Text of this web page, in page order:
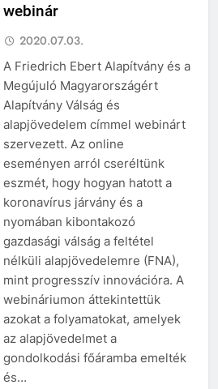
webinár
2020.07.03.
A Friedrich Ebert Alapítvány és a
Megújuló Magyarországért
Alapítvány Válság és
alapjövedelem címmel webinárt
szervezett. Az online
eseményen arról cseréltünk
eszmét, hogy hogyan hatott a
koronavírus járvány és a
nyomában kibontakozó
gazdasági válság a feltétel
nélküli alapjövedelemre (FNA),
mint progresszív innovációra. A
webináriumon áttekintettük
azokat a folyamatokat, amelyek
az alapjövedelmet a
gondolkodási főáramba emelték
és…